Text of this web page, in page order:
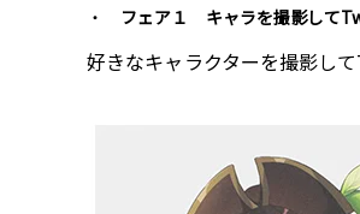
フェア１ キャラを撮影して
好きなキャラクターを撮影し